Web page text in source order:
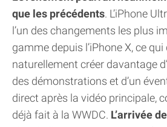
que les précédents. L’iPhone
l’un des changements les plus
gamme depuis l’iPhone X, ce
naturellement créer davantage
des démonstrations et d’un
direct après la vidéo principale,
déjà fait à la WWDC. L’arrivée